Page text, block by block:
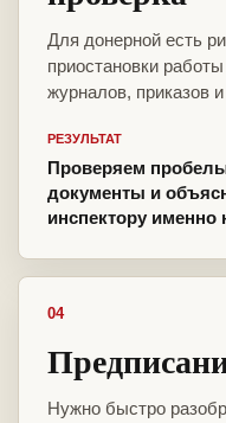
Для донерной есть
приостановки
журналов, приказов
РЕЗУЛЬТАТ
Проверяем
документы и
инспектору именно
04
Нужно быстро